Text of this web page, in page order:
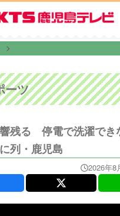
ーツ
残る 停電で洗濯でき
列・鹿児島
2026年8